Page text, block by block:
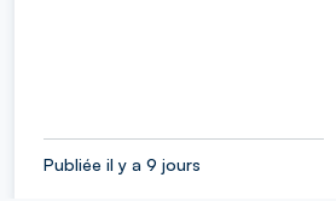
Publiée il y a 9 jours